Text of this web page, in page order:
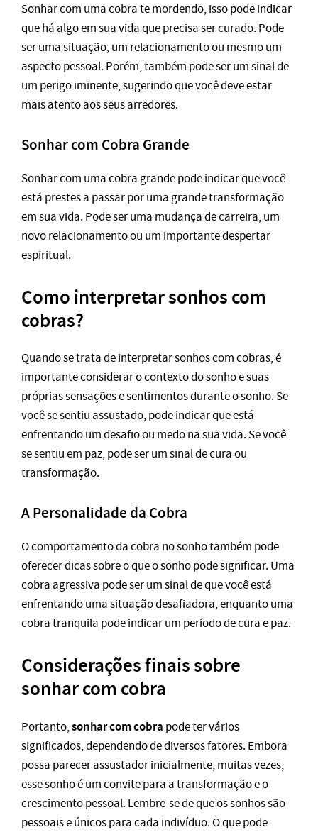
Sonhar com uma cobra te mordendo, isso pode indicar
que há algo em sua vida que precisa ser curado. Pode
ser uma situação, um relacionamento ou mesmo um
aspecto pessoal. Porém, também pode ser um sinal de
um perigo iminente, sugerindo que você deve estar
mais atento aos seus arredores.
Sonhar com Cobra Grande
Sonhar com uma cobra grande pode indicar que você
está prestes a passar por uma grande transformação
em sua vida. Pode ser uma mudança de carreira, um
novo relacionamento ou um importante despertar
espiritual.
Como interpretar sonhos com
cobras?
Quando se trata de interpretar sonhos com cobras, é
importante considerar o contexto do sonho e suas
próprias sensações e sentimentos durante o sonho. Se
você se sentiu assustado, pode indicar que está
enfrentando um desafio ou medo na sua vida. Se você
se sentiu em paz, pode ser um sinal de cura ou
transformação.
A Personalidade da Cobra
O comportamento da cobra no sonho também pode
oferecer dicas sobre o que o sonho pode significar. Uma
cobra agressiva pode ser um sinal de que você está
enfrentando uma situação desafiadora, enquanto uma
cobra tranquila pode indicar um período de cura e paz.
Considerações finais sobre
sonhar com cobra
Portanto,sonhar com cobra pode ter vários
significados, dependendo de diversos fatores. Embora
possa parecer assustador inicialmente, muitas vezes,
esse sonho é um convite para a transformação e o
crescimento pessoal. Lembre-se de que os sonhos são
pessoais e únicos para cada indivíduo. O que pode